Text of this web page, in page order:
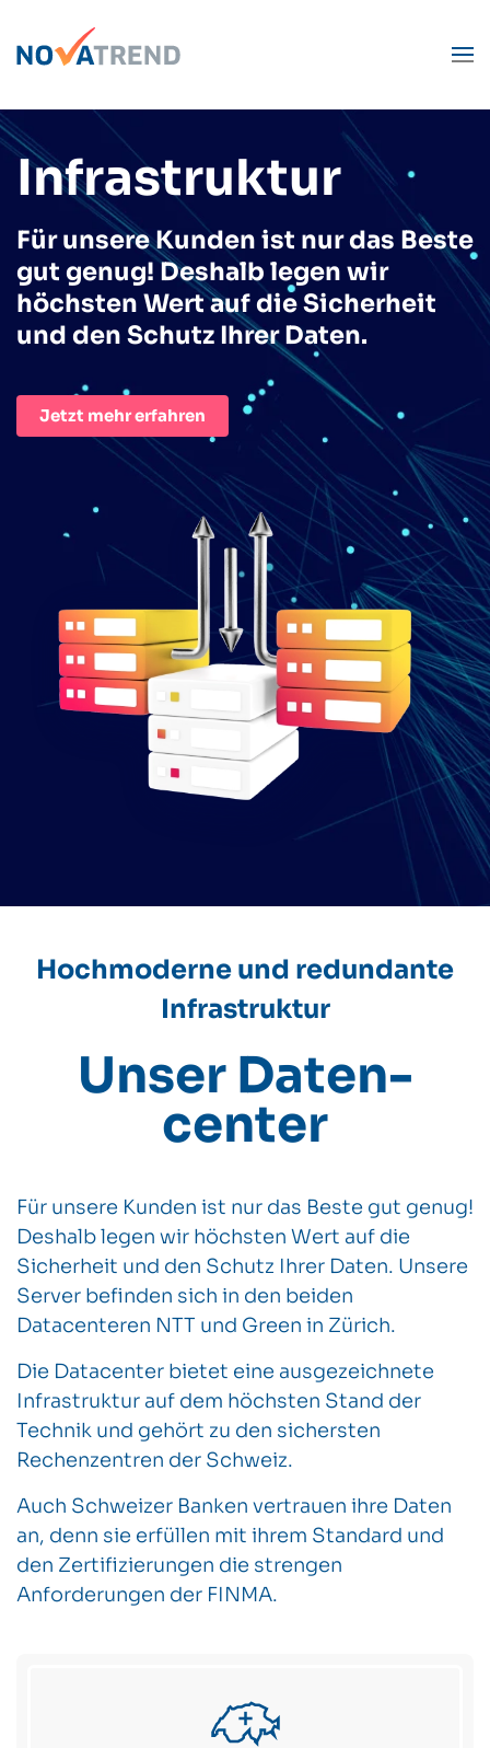
Zum Hauptinhalt springen
Infra­struktur
Für unsere Kunden ist nur das Beste
gut genug! Deshalb legen wir
höchsten Wert auf die Sicherheit
und den Schutz Ihrer Daten.
Jetzt mehr erfahren
Hochmoderne und redundante
Infrastruktur
Unser Daten­
center
Für unsere Kunden ist nur das Beste gut genug!
Deshalb legen wir höchsten Wert auf die
Sicherheit und den Schutz Ihrer Daten. Unsere
Server befinden sich in den beiden
Datacenteren NTT und Green in Zürich.
Die Datacenter bietet eine ausgezeichnete
Infrastruktur auf dem höchsten Stand der
Technik und gehört zu den sichersten
Rechenzentren der Schweiz.
Auch Schweizer Banken vertrauen ihre Daten
an, denn sie erfüllen mit ihrem Standard und
den Zertifizierungen die strengen
Anforderungen der FINMA.